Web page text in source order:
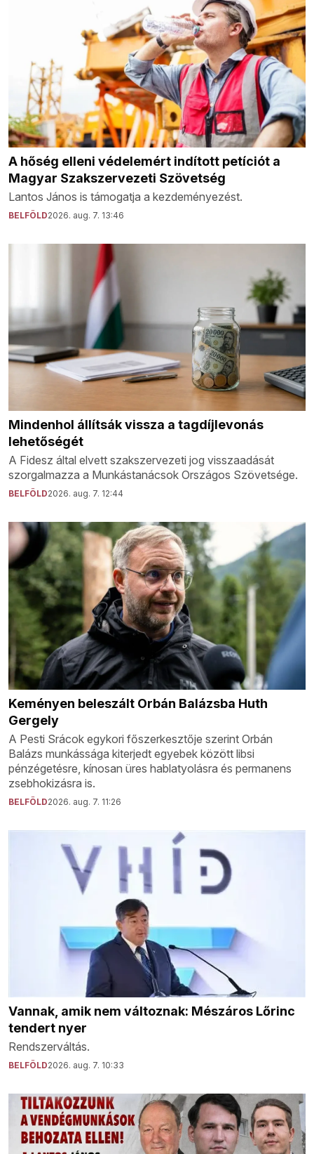
A hőség elleni védelemért indított petíciót a
Magyar Szakszervezeti Szövetség
Lantos János is támogatja a kezdeményezést.
BELFÖLD2026. aug. 7. 13:46
Mindenhol állítsák vissza a tagdíjlevonás
lehetőségét
A Fidesz által elvett szakszervezeti jog visszaadását
szorgalmazza a Munkástanácsok Országos Szövetsége.
BELFÖLD2026. aug. 7. 12:44
Keményen beleszált Orbán Balázsba Huth
Gergely
A Pesti Srácok egykori főszerkesztője szerint Orbán
Balázs munkássága kiterjedt egyebek között libsi
pénzégetésre, kínosan üres hablatyolásra és permanens
zsebhokizásra is.
BELFÖLD2026. aug. 7. 11:26
Vannak, amik nem változnak: Mészáros Lőrinc
tendert nyer
Rendszerváltás.
BELFÖLD2026. aug. 7. 10:33